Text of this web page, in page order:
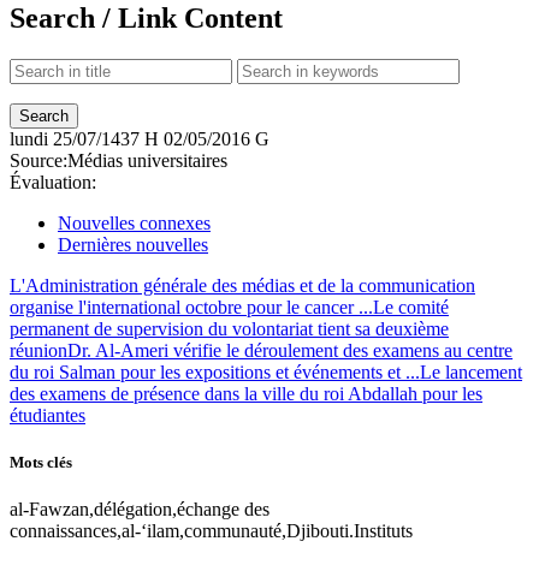
Search / Link Content
lundi 25/07/1437 H 02/05/2016 G
Source:Médias universitaires
Évaluation:
Nouvelles connexes
Dernières nouvelles
L'Administration générale des médias et de la communication
organise l'international octobre pour le cancer ...Le comité
permanent de supervision du volontariat tient sa deuxième
réunionDr. Al-Ameri vérifie le déroulement des examens au centre
du roi Salman pour les expositions et événements et ...Le lancement
des examens de présence dans la ville du roi Abdallah pour les
étudiantes
Mots clés
al-Fawzan,délégation,échange des
connaissances,al-‘ilam,communauté,Djibouti.Instituts